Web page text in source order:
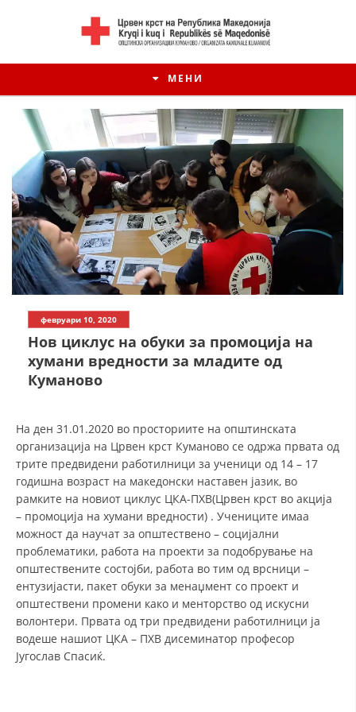
МЕНИ
ИСТОРИЈАТ НА ЦКРМ
ИСТОРИЈАТ НА ДВИЖЕЊЕТО
СТРУКТУРА И ОРГАНИЗАЦИОНА ПОСТАВЕНОСТ – ОПШТИНСКА
ОРГАНИЗАЦИЈА КУМАНОВО
ЗАКОН ЗА ЦКРМ
СТАТУТ НА ЦКРМ
ОРГАНИЗАЦИЈА И РАЗВОЈ
РАКОВОДЕН ОДБОР
февруари 10, 2020
Нов циклус на обуки за промоција на
хумани вредности за младите од
Куманово
На ден 31.01.2020 во просториите на општинската
организација на Црвен крст Куманово се одржа првата од
трите предвидени работилници за ученици од 14 – 17
годишна возраст на македонски наставен јазик, во
рамките на новиот циклус ЦКА-ПХВ(Црвен крст во акција
– промоција на хумани вредности) . Учениците имаа
можност да научат за општествено – социјални
проблематики, работа на проекти за подобрување на
општествените состојби, работа во тим од врсници –
ентузијасти, пакет обуки за менаџмент со проект и
општествени промени како и менторство од искусни
волонтери. Првата од три предвидени работилници ја
водеше нашиот ЦКА – ПХВ дисеминатор професор
Југослав Спасиќ.